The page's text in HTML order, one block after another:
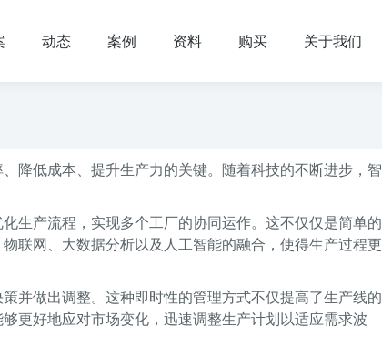
动态 案例 资料 购买 关于我们
降低成本、提升生产力的关键。随着科技的不断进步，智
生产流程，实现多个工厂的协同运作。这不仅仅是简单的
联网、大数据分析以及人工智能的融合，使得生产过程更
并做出调整。这种即时性的管理方式不仅提高了生产线的
更好地应对市场变化，迅速调整生产计划以适应需求波